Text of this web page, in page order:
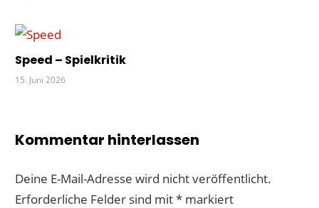
Speed – Spielkritik
15. Juni 2026
Kommentar hinterlassen
Deine E-Mail-Adresse wird nicht veröffentlicht.
Erforderliche Felder sind mit* markiert